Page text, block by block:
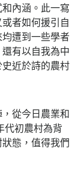
內涵。此一寫
者如何援引自
遭到一些學者
有以自我為中
近於詩的農村
從今日農業和
代初農村為背
態，值得我們